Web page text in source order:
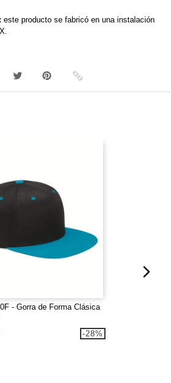
este producto se fabricó en una instalación
- Gorra de Forma Clásica
-28%